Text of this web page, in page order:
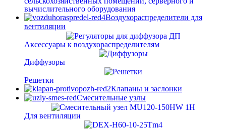
вычислительного оборудования
Воздухораспределители для
вентиляции
Аксессуары к воздухораспределителям
Диффузоры
Решетки
Клапаны и заслонки
Смесительные узлы
Для вентиляции